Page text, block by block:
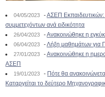
04/05/2023 -ΑΣΕΠ Εκπαιδευτικών:
συμμετεχόντων ανά ειδικότητα
26/04/2023 -Ανακοινώθηκε η
06/04/2023 -Λήξη μαθημάτων για
27/01/2023 -Ανακοινώθηκε η
ΑΣΕΠ
19/01/2023 - Πότε θα
Καταργείται το δεύτερο